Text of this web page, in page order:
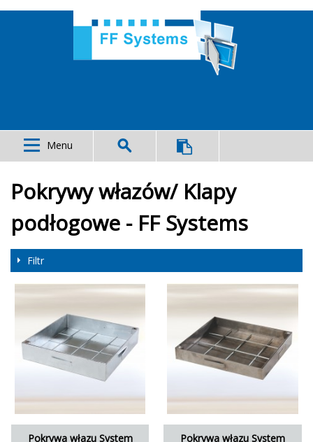
Menu
Pokrywy włazów/ Klapy
podłogowe - FF Systems
Filtr
Pokrywa włazu System
Pokrywa włazu System